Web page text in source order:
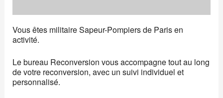
Vous êtes militaire Sapeur-Pompiers de Paris en
activité.
Le bureau Reconversion vous accompagne tout au long
de votre reconversion, avec un suivi individuel et
personnalisé.